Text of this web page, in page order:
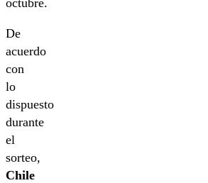
De
acuerdo
con
lo
dispuesto
durante
el
sorteo,
Chile